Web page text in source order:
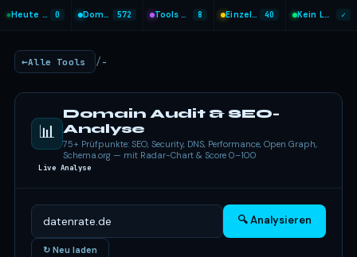
Heute analysiert 0 Domains geprüft 572 Tools heute genutzt 8 Einzel-Tools 40 Kein Login nötig ✓
Alle Tools / -
📊
Domain Audit & SEO-
Analyse
75+ Prüfpunkte: SEO, Security, DNS, Performance, Open Graph,
Schema.org — mit Radar-Chart & Score 0–100
Live Analyse
🔍 Analysieren
↻ Neu laden